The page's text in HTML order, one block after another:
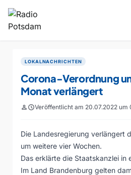
LOKALNACHRICHTEN
Corona-Verordnung
Monat verlängert
personscheduleVeröffentlicht am 20.07.2022 um
Die Landesregierung verlängert
um weitere vier Wochen.
Das erklärte die Staatskanzlei in
Im Land Brandenburg gelten